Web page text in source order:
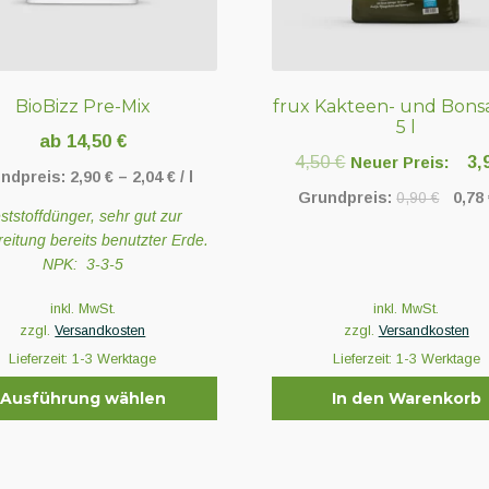
Produktseite
BioBizz Pre-Mix
ab 14,50 €
2,90€ – 2,04€ /
sehr gut zur
bereits benutzter Erde.
NPK: 3-3-5
inkl. MwSt.
zzgl.Versandkosten
Lieferzeit:1-3 Werktage
Ausführung wählen
frux Kakteen- und
5 l
4,50€ Ursprünglicher
Preis
Neuer Preis:
Grundpreis:0,90€ 0,78
inkl. MwSt.
zzgl. Versandkosten
Lieferzeit: 1-3 Werktage
In den Warenkorb